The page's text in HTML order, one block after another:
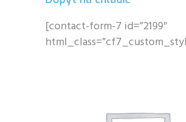
[contact-form-7 id=”2199″